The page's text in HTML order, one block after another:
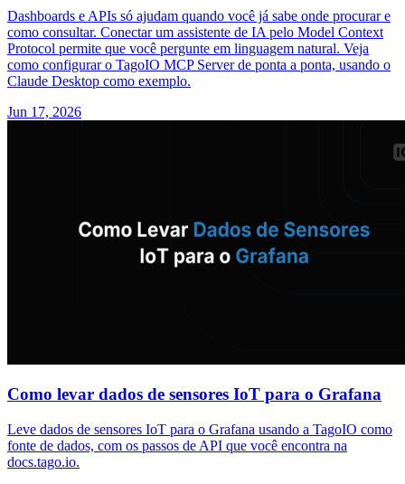
Dashboards e APIs só ajudam quando você já sabe onde procurar e
como consultar. Conectar um assistente de IA pelo Model Context
Protocol permite que você pergunte em linguagem natural. Veja
como configurar o TagoIO MCP Server de ponta a ponta, usando o
Claude Desktop como exemplo.
Jun 17, 2026
Como levar dados de sensores IoT para o Grafana
Leve dados de sensores IoT para o Grafana usando a TagoIO como
fonte de dados, com os passos de API que você encontra na
docs.tago.io.